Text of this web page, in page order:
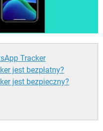
Tracker
jest bezpłatny?
jest bezpieczny?